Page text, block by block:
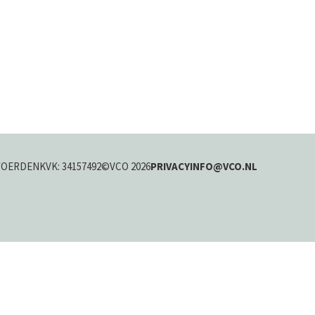
KVK: 34157492©VCO 2026PRIVACYINFO@VCO.NL